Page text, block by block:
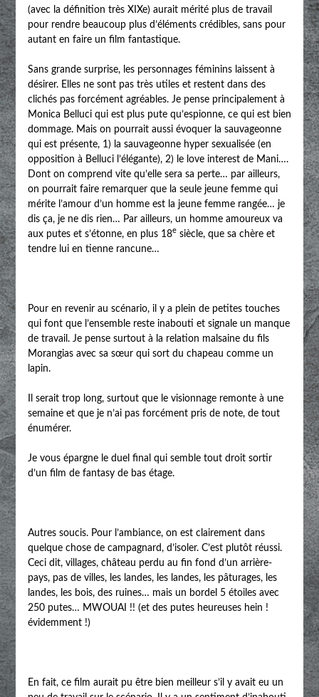
(avec la définition très XIXe) aurait mérité plus de travail
pour rendre beaucoup plus d’éléments crédibles, sans pour
autant en faire un film fantastique.
Sans grande surprise, les personnages féminins laissent à
désirer. Elles ne sont pas très utiles et restent dans des
clichés pas forcément agréables. Je pense principalement à
Monica Belluci qui est plus pute qu’espionne, ce qui est bien
dommage. Mais on pourrait aussi évoquer la sauvageonne
qui est présente, 1) la sauvageonne hyper sexualisée (en
opposition à Belluci l’élégante), 2) le love interest de Mani….
Dont on comprend vite qu’elle sera sa perte… par ailleurs,
on pourrait faire remarquer que la seule jeune femme qui
mérite l’amour d’un homme est la jeune femme rangée… je
dis ça, je ne dis rien… Par ailleurs, un homme amoureux va
aux putes et s’étonne, en plus 18esiècle, que sa chère et
tendre lui en tienne rancune…
Pour en revenir au scénario, il y a plein de petites touches
qui font que l’ensemble reste inabouti et signale un manque
de travail. Je pense surtout à la relation malsaine du fils
Morangias avec sa sœur qui sort du chapeau comme un
lapin.
Il serait trop long, surtout que le visionnage remonte à une
semaine et que je n’ai pas forcément pris de note, de tout
énumérer.
Je vous épargne le duel final qui semble tout droit sortir
d’un film de fantasy de bas étage.
Autres soucis. Pour l’ambiance, on est clairement dans
quelque chose de campagnard, d’isoler. C’est plutôt réussi.
Ceci dit, villages, château perdu au fin fond d’un arrière-
pays, pas de villes, les landes, les landes, les pâturages, les
landes, les bois, des ruines… mais un bordel 5 étoiles avec
250 putes… MWOUAI !! (et des putes heureuses hein !
évidemment !)
En fait, ce film aurait pu être bien meilleur s’il y avait eu un